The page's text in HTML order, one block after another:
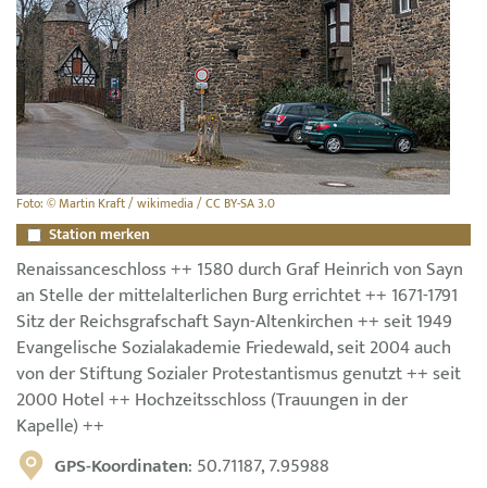
Foto: © Martin Kraft / wikimedia / CC BY-SA 3.0
Station merken
Renaissanceschloss ++ 1580 durch Graf Heinrich von Sayn
an Stelle der mittelalterlichen Burg errichtet ++ 1671-1791
Sitz der Reichsgrafschaft Sayn-Altenkirchen ++ seit 1949
Evangelische Sozialakademie Friedewald, seit 2004 auch
von der Stiftung Sozialer Protestantismus genutzt ++ seit
2000 Hotel ++ Hochzeitsschloss (Trauungen in der
Kapelle) ++
GPS-Koordinaten: 50.71187, 7.95988